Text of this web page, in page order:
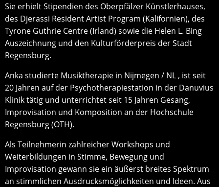
Sie erhielt Stipendien des Oberpfälzer Künstlerhauses,
des Djerassi Resident Artist Program (Kalifornien), des
Tyrone Guthrie Centre (Irland) sowie die Helen L. Bing
Auszeichnung und den Kulturförderpreis der Stadt
Regensburg.
Anka studierte Musiktherapie in Nijmegen / NL , ist seit
20 Jahren auf der Psychotherapiestation in der Danuvius
Klinik tätig und unterrichtet seit 15 Jahren Gesang,
Improvisation und Komposition an der Hochschule
Regensburg (OTH).
Als Teilnehmerin zahlreicher Workshops und
Weiterbildungen in Stimme, Bewegung und
Improvisation gewann sie ein äußerst breites Spektrum
an stimmlichen Ausdrucksmöglichkeiten und Ideen. Aus